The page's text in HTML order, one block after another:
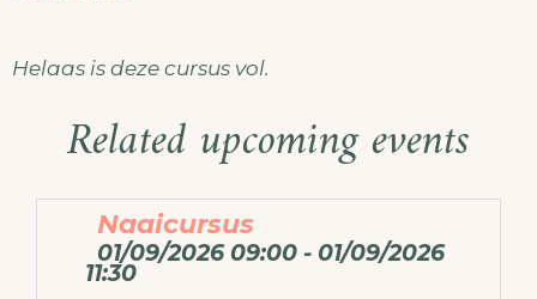
Helaas is deze cursus vol.
Related upcoming events
Naaicursus
01/09/2026 09:00 - 01/09/2026
11:30